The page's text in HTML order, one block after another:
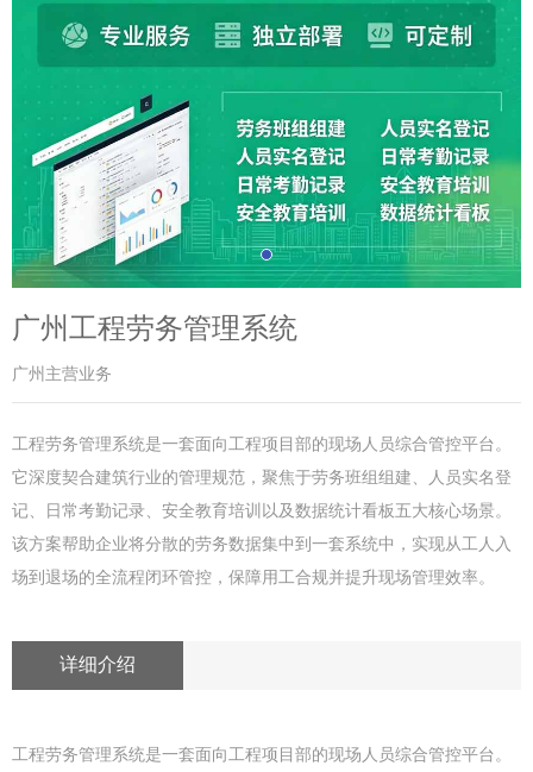
广州工程劳务管理系统
广州主营业务
工程劳务管理系统是一套面向工程项目部的现场人员综合管控平台。
它深度契合建筑行业的管理规范，聚焦于劳务班组组建、人员实名登
记、日常考勤记录、安全教育培训以及数据统计看板五大核心场景。
该方案帮助企业将分散的劳务数据集中到一套系统中，实现从工人入
场到退场的全流程闭环管控，保障用工合规并提升现场管理效率。
详细介绍
工程劳务管理系统是一套面向工程项目部的现场人员综合管控平台。